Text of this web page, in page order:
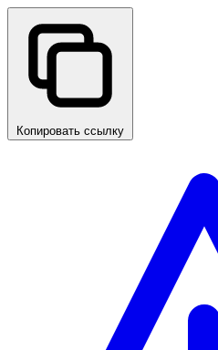
Копировать ссылку